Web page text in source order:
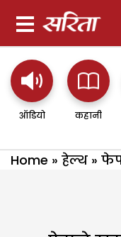
ऑडियो कहानी
Home » हेल्थ »